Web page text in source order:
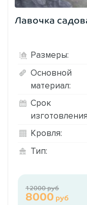
Лавочка
Размеры:
Основной
материал:
Срок
Кровля:
Тип:
8000 руб
12000 руб